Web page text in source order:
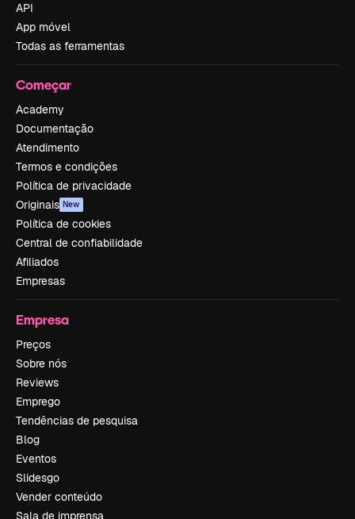
API
App móvel
Todas as ferramentas
Começar
Academy
Documentação
Atendimento
Termos e condições
Política de privacidade
Originais New
Política de cookies
Central de confiabilidade
Afiliados
Empresas
Empresa
Preços
Sobre nós
Reviews
Emprego
Tendências de pesquisa
Blog
Eventos
Slidesgo
Vender conteúdo
Sala de imprensa